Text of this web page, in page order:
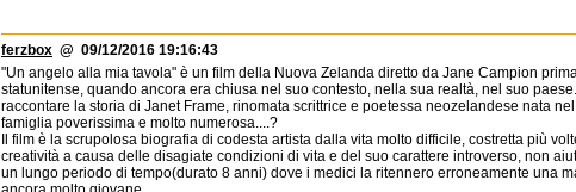
ferzbox @ 09/12/2016 19:16:43
"Un angelo alla mia tavola" è un film della Nuova Zelanda diretto da Jane Campion
statunitense, quando ancora era chiusa nel suo contesto, nella sua realtà, nel suo
raccontare la storia di Janet Frame, rinomata scrittrice e poetessa neozelandese nata
famiglia poverissima e molto numerosa....?
Il film è la scrupolosa biografia di codesta artista dalla vita molto difficile, costretta più
creatività a causa delle disagiate condizioni di vita e del suo carattere introverso, non
un lungo periodo di tempo(durato 8 anni) dove i medici la ritennero erroneamente una